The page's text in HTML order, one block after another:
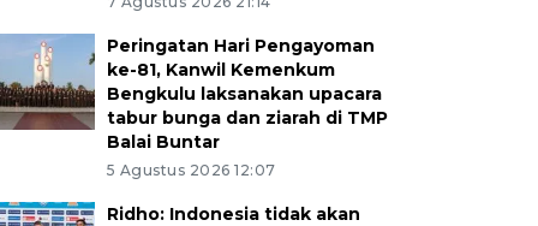
Peringatan Hari Pengayoman
ke-81, Kanwil Kemenkum
Bengkulu laksanakan upacara
tabur bunga dan ziarah di TMP
Balai Buntar
5 Agustus 2026 12:07
Ridho: Indonesia tidak akan